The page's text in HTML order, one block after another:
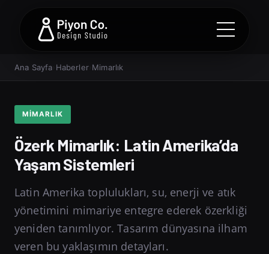
Ana Sayfa Haberler› Mimarlık
MIMARLIK
Özerk Mimarlık: Latin Amerika’da
Yaşam Sistemleri
Latin Amerika toplulukları, su, enerji ve atık
yönetimini mimariye entegre ederek özerkliği
yeniden tanımlıyor. Tasarım dünyasına ilham
veren bu yaklaşımın detayları.